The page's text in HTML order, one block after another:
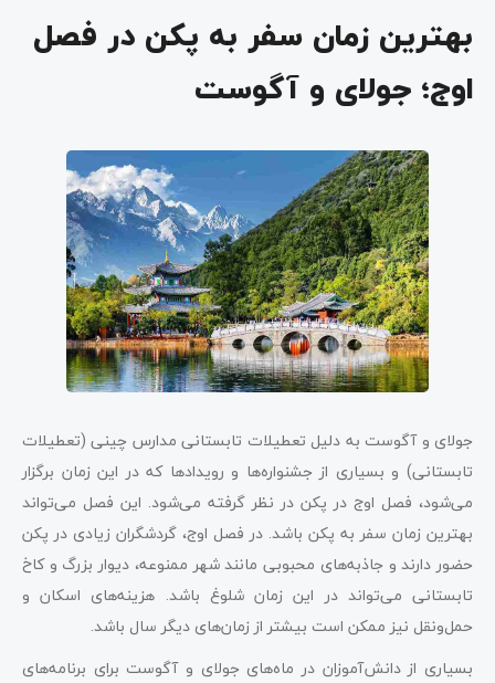
بهترین زمان سفر به پکن در فصل
اوج؛ جولای و آگوست
جولای و آگوست به دلیل تعطیلات تابستانی مدارس چینی (تعطیلات
تابستانی) و بسیاری از جشنواره‌ها و رویدادها که در این زمان برگزار
می‌شود، فصل اوج در پکن در نظر گرفته می‌شود. این فصل می‌تواند
بهترین زمان سفر به پکن باشد. در فصل اوج، گردشگران زیادی در پکن
حضور دارند و جاذبه‌های محبوبی مانند شهر ممنوعه، دیوار بزرگ و کاخ
تابستانی می‌تواند در این زمان شلوغ باشد. هزینه‌های اسکان و
حمل‌ونقل نیز ممکن است بیشتر از زمان‌های دیگر سال باشد.
بسیاری از دانش‌آموزان در ماه‌های جولای و آگوست برای برنامه‌های